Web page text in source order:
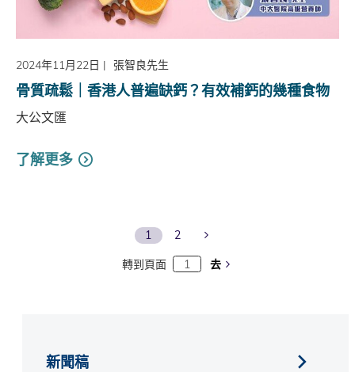
2024年11月22日 | 張智良先生
骨質疏鬆｜香港人普遍缺鈣？有效補鈣的幾種食物
大公文匯
了解更多
1 2
轉到頁面 去
新聞稿